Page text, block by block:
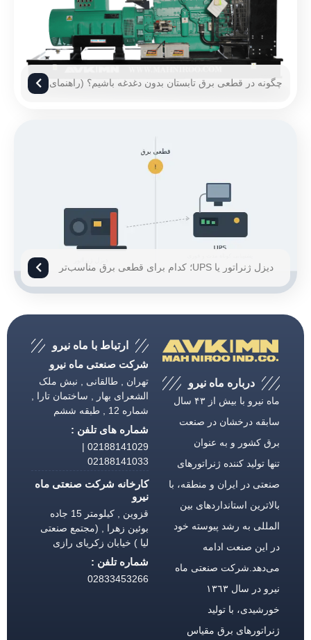
چگونه در قطعی برق تابستان بدون دغدغه باشیم؟ (راهنمای
دیزل ژنراتور یا UPS؛ کدام برای قطعی برق مناسب‌تر
درباره ماه نیرو
ماه نیرو با بیش از ۴۳ سال
سابقه درخشان در صنعت
برق كشور و به عنوان
تنها تولید كننده ژنراتورهای
صنعتی در ایران و منطقه، با
بالاترین استانداردهای بین
المللی به رشد پیوسته خود
در این صنعت ادامه
می‌دهد.شركت صنعتی ماه
نیرو در سال ١٣٦٣
خورشیدی، با تولید
ژنراتورهای برق مقیاس
ارتباط با ماه نیرو
شرکت صنعتی ماه نیرو
تهران , طالقانی , نبش ملک
الشعرای بهار , ساختمان تارا ,
شماره 12 , طبقه ششم
شماره های تلفن :
02188141029 |
02188141033
کارخانه شرکت صنعتی ماه
نیرو
قزوین , کیلومتر 15 جاده
بوئین زهرا , (مجتمع صنعتی
لیا ) خیابان زکریای رازی
شماره تلفن :
02833453266